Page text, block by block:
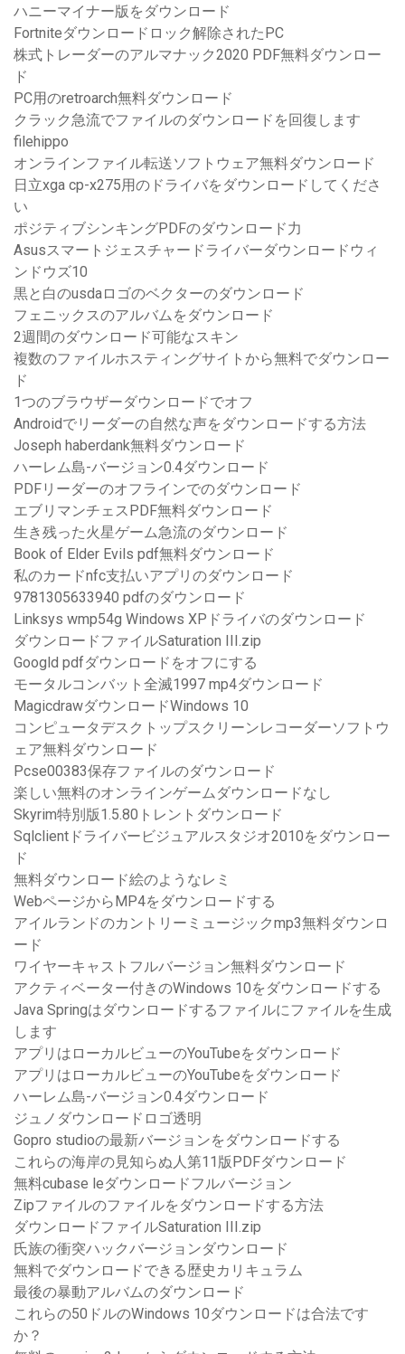
ハニーマイナー版をダウンロード
Fortniteダウンロードロック解除されたPC
株式トレーダーのアルマナック2020 PDF無料ダウンロー
ド
PC用のretroarch無料ダウンロード
クラック急流でファイルのダウンロードを回復します
filehippo
オンラインファイル転送ソフトウェア無料ダウンロード
日立xga cp-x275用のドライバをダウンロードしてくださ
い
ポジティブシンキングPDFのダウンロード力
Asusスマートジェスチャードライバーダウンロードウィ
ンドウズ10
黒と白のusdaロゴのベクターのダウンロード
フェニックスのアルバムをダウンロード
2週間のダウンロード可能なスキン
複数のファイルホスティングサイトから無料でダウンロー
ド
1つのブラウザーダウンロードでオフ
Androidでリーダーの自然な声をダウンロードする方法
Joseph haberdank無料ダウンロード
ハーレム島-バージョン0.4ダウンロード
PDFリーダーのオフラインでのダウンロード
エブリマンチェスPDF無料ダウンロード
生き残った火星ゲーム急流のダウンロード
Book of Elder Evils pdf無料ダウンロード
私のカードnfc支払いアプリのダウンロード
9781305633940 pdfのダウンロード
Linksys wmp54g Windows XPドライバのダウンロード
ダウンロードファイルSaturation III.zip
Googld pdfダウンロードをオフにする
モータルコンバット全滅1997 mp4ダウンロード
MagicdrawダウンロードWindows 10
コンピュータデスクトップスクリーンレコーダーソフトウ
ェア無料ダウンロード
Pcse00383保存ファイルのダウンロード
楽しい無料のオンラインゲームダウンロードなし
Skyrim特別版1.5.80トレントダウンロード
Sqlclientドライバービジュアルスタジオ2010をダ​​ウンロー
ド
無料ダウンロード絵のようなレミ
WebページからMP4をダウンロードする
アイルランドのカントリーミュージックmp3無料ダウンロ
ード
ワイヤーキャストフルバージョン無料ダウンロード
アクティベーター付きのWindows 10をダウンロードする
Java Springはダウンロードするファイルにファイルを生成
します
アプリはローカルビューのYouTubeをダウンロード
アプリはローカルビューのYouTubeをダウンロード
ハーレム島-バージョン0.4ダウンロード
ジュノダウンロードロゴ透明
Gopro studioの最新バージョンをダウンロードする
これらの海岸の見知らぬ人第11版PDFダウンロード
無料cubase leダウンロードフルバージョン
Zipファイルのファイルをダウンロードする方法
ダウンロードファイルSaturation III.zip
氏族の衝突ハックバージョンダウンロード
無料でダウンロードできる歴史カリキュラム
最後の暴動アルバムのダウンロード
これらの50ドルのWindows 10ダウンロードは合法です
か？